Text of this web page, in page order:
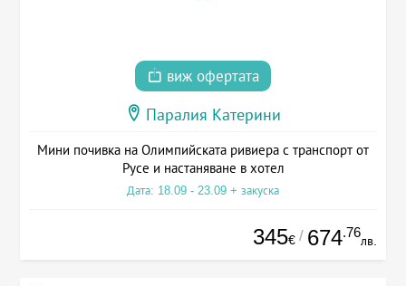
виж офертата
Паралия Катерини
Мини почивка на Олимпийската ривиера с транспорт от
Русе и настаняване в хотел
Дата: 18.09 - 23.09 + закуска
345€ / 674.76
лв.